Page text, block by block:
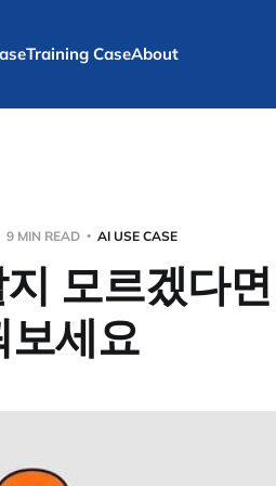
Training CaseAbout
9 MIN READ AI USE CASE
모르겠다
보세요